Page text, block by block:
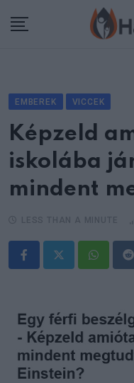
EMBEREK VICCEK
Képzeld
iskolába
mindent